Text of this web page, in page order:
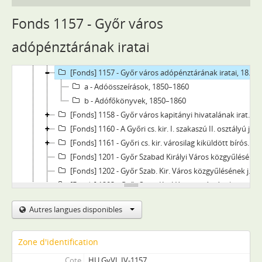
Fonds 1157 - Győr város
adópénztárának iratai
[Fonds] 1151 - Győr város községtanácsának iratai, 1850–1875
[Fonds] 1153 - Győr város gazdasági bizottságának jegyzőkönyvei, 1850–1860
[Fonds] 1155 - Győr város árva-bizottmányának jegyzőkönyvei, 1850–1860
[Fonds] 1157 - Győr város adópénztárának iratai, 1850–1860
a - Adóösszeírások, 1850–1860
b - Adófőkönyvek, 1850–1860
[Fonds] 1158 - Győr város kapitányi hivatalának iratai, 1850–1860
[Fonds] 1160 - A Győri cs. kir. I. szakaszú II. osztályú járásbíróság iratai, 1850–1861
[Fonds] 1161 - Győri cs. kir. városilag kiküldött bíróság iratai, 1850–1861
[Fonds] 1201 - Győr Szabad Királyi Város közgyűlésének jegyzőkönyvei, 1860–1861
[Fonds] 1202 - Győr Szab. Kir. Város közgyűlésének jegyzőkönyvei, 1862–1872
[Fonds] 1203 - Győr Szab. Kir. Város tanácsának iratai, 1861–1872
[Fonds] 1204 - Győr város gazdasági bizottságának jegyzőkönyvei, 1861–1871
[Fonds] 1205 - Győr város árva-bizottmányának jegyzőkönyvei, 1861–1871
[Fonds] 1207 - Győr város adópénztárának iratai, 1861–1872
[Fonds] 1209 - Győr Szab. Kir. város visszaállított törvényszékének iratai, 1861–1871
Autres langues disponibles
Zone d'identification